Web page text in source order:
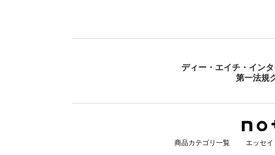
ディー・エイチ・イン
第一法規
商品カテゴリ一覧 エッセイ